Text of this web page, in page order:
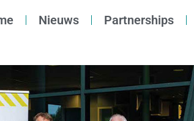
Nieuws Partnerships